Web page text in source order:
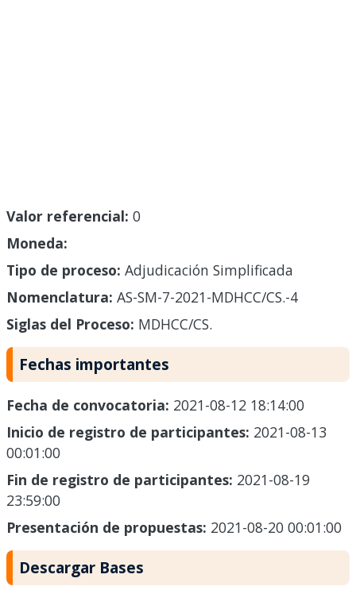
Valor referencial: 0
Moneda:
Tipo de proceso: Adjudicación Simplificada
Nomenclatura: AS-SM-7-2021-MDHCC/CS.-4
Siglas del Proceso: MDHCC/CS.
Fechas importantes
Fecha de convocatoria: 2021-08-12 18:14:00
Inicio de registro de participantes: 2021-08-13
00:01:00
Fin de registro de participantes: 2021-08-19
23:59:00
Presentación de propuestas: 2021-08-20 00:01:00
Descargar Bases